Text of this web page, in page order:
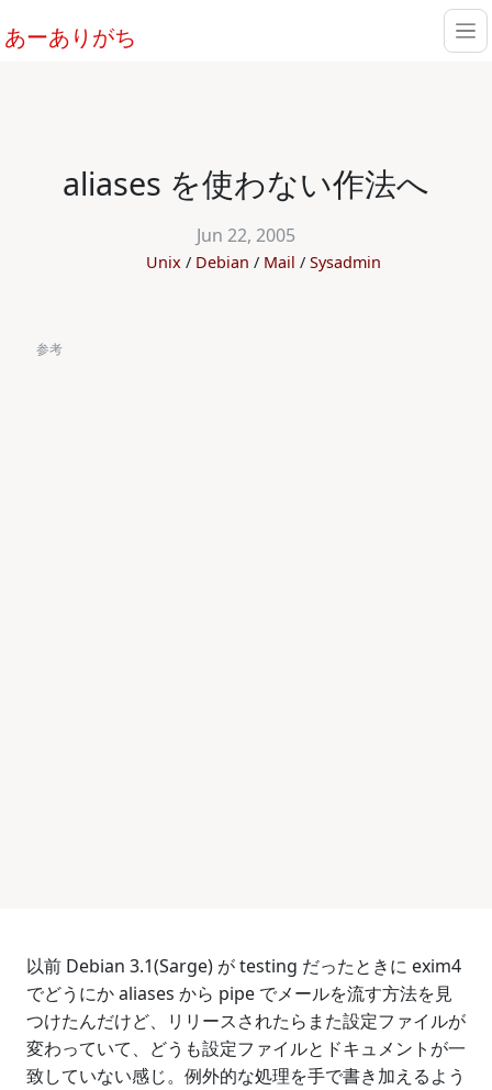
あーありがち
aliases を使わない作法へ
Jun 22, 2005
Unix Debian Mail Sysadmin
参考
以前 Debian 3.1(Sarge) が testing だったときに exim4
でどうにか aliases から pipe でメールを流す方法を見
つけたんだけど、リリースされたらまた設定ファイルが
変わっていて、どうも設定ファイルとドキュメントが一
致していない感じ。例外的な処理を手で書き加えるよう